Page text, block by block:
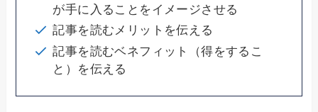
が手に入ることをイメージさせる
記事を読むメリットを伝える
記事を読むベネフィット（得をするこ
と）を伝える